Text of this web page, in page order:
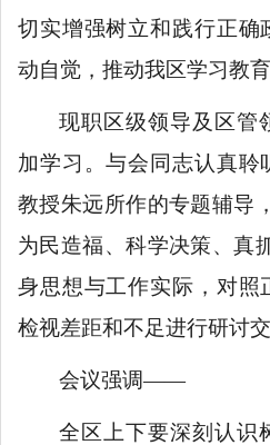
切实增强树立和践行正确
动自觉，推动我区学习教
现职区级领导及区管
加学习。与会同志认真聆
教授朱远所作的专题辅导
为民造福、科学决策、真
身思想与工作实际，对照
检视差距和不足进行研讨交
会议强调——
全区上下要深刻认识